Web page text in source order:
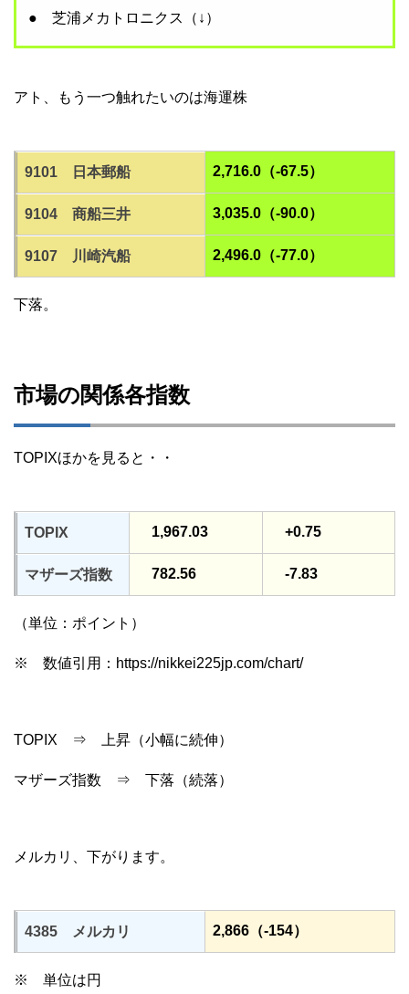
● 芝浦メカトロニクス（↓）
アト、もう一つ触れたいのは海運株
9101 日本郵船 2,716.0（-67.5）
9104 商船三井 3,035.0（-90.0）
9107 川崎汽船 2,496.0（-77.0）
下落。
市場の関係各指数
TOPIXほかを見ると・・
TOPIX 1,967.03 +0.75
マザーズ指数 782.56 -7.83
（単位：ポイント）
※ 数値引用：https://nikkei225jp.com/chart/
TOPIX ⇒ 上昇（小幅に続伸）
マザーズ指数 ⇒ 下落（続落）
メルカリ、下がります。
4385 メルカリ 2,866（-154）
※ 単位は円